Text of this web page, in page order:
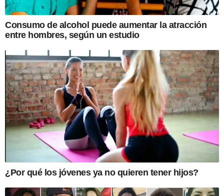
Consumo de alcohol puede aumentar la atracción
entre hombres, según un estudio
¿Por qué los jóvenes ya no quieren tener hijos?